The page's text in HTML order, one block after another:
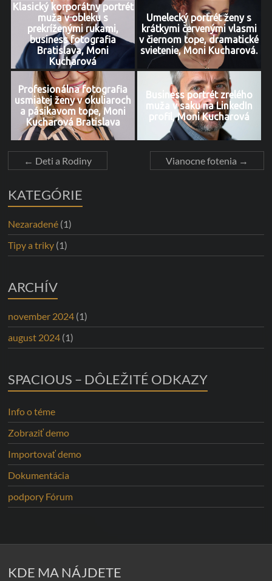
Klasický korporátny portrét
muža v obleku s
prekríženými rukami,
business fotografia
Bratislava, Moni
Kucharová
Umelecký portrét ženy s
krátkymi červenými vlasmi
v čiernom tope, dramatické
svietenie, Moni Kucharová.
Profesionálna fotografia
usmiatej ženy v okuliaroch
a pásikavom tope, Moni
Kucharová Bratislava
Business portrét zrelého
muža v saku na LinkedIn
profil, Moni Kucharová
← Deti a Rodiny Vianocne fotenia →
KATEGÓRIE
Nezaradené (1)
Tipy a triky (1)
ARCHÍV
november 2024 (1)
august 2024 (1)
SPACIOUS – DÔLEŽITÉ ODKAZY
Info o téme
Zobraziť demo
Importovať demo
Dokumentácia
podpory Fórum
KDE MA NÁJDETE